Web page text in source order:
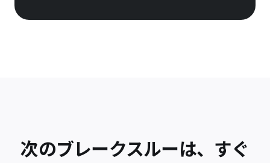
次のブレークスルーは、すぐ